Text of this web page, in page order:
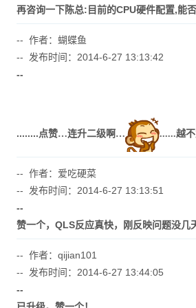
再咨询一下陈总:目前的CPU硬件配置,能
-- 作者：蝴蝶鱼
-- 发布时间：2014-6-27 13:13:42
--
........点赞…连升二级啊 … ......越不
-- 作者：爱吃硬菜
-- 发布时间：2014-6-27 13:13:51
--
赞一个，QLS反应真快，刚反映问题没几
-- 作者：qijian101
-- 发布时间：2014-6-27 13:44:05
--